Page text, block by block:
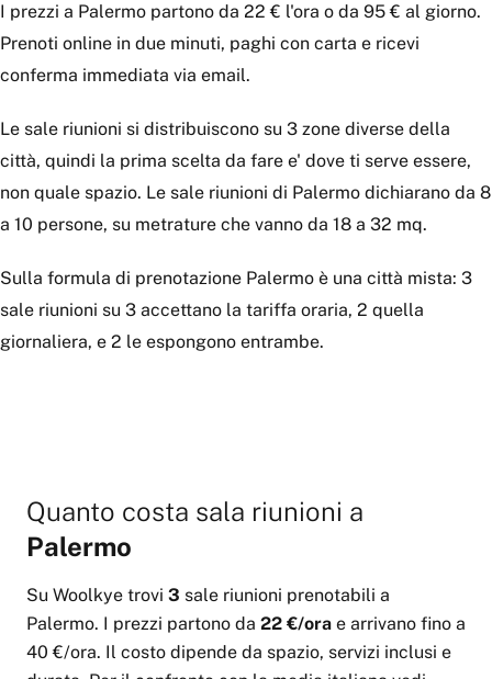
I prezzi a Palermo partono da 22 € l'ora o da 95 € al giorno.
Prenoti online in due minuti, paghi con carta e ricevi
conferma immediata via email.
Le sale riunioni si distribuiscono su 3 zone diverse della
città, quindi la prima scelta da fare e' dove ti serve essere,
non quale spazio. Le sale riunioni di Palermo dichiarano da 8
a 10 persone, su metrature che vanno da 18 a 32 mq.
Sulla formula di prenotazione Palermo è una città mista: 3
sale riunioni su 3 accettano la tariffa oraria, 2 quella
giornaliera, e 2 le espongono entrambe.
Quanto costa sala riunioni a
Palermo
Su Woolkye trovi 3 sale riunioni prenotabili a
Palermo. I prezzi partono da 22 €/ora e arrivano fino a
40 €/ora. Il costo dipende da spazio, servizi inclusi e